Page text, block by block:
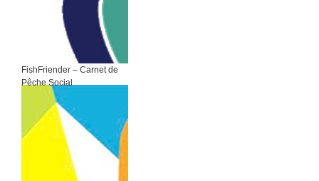
FishFriender – Carnet de
Pêche Social